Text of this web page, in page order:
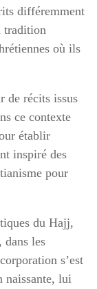
différemment
tradition
où ils
de récits issus
ce contexte
établir
inspiré des
pour
du Hajj,
dans les
s’est
naissante, lui